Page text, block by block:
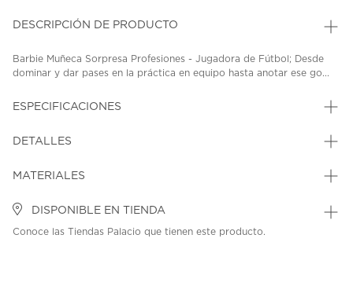
DESCRIPCIÓN DE PRODUCTO
Barbie Muñeca Sorpresa Profesiones - Jugadora de Fútbol; Desde
dominar y dar pases en la práctica en equipo hasta anotar ese go...
ESPECIFICACIONES
DETALLES
MATERIALES
DISPONIBLE EN TIENDA
Conoce las Tiendas Palacio que tienen este producto.